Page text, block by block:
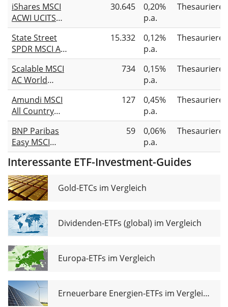
iShares MSCI
ACWI UCITS
ETF USD (Acc)
30.645
0,20%
p.a.
State Street
SPDR MSCI All
Country World
UCITS ETF USD
Unhedged
(Acc)
15.332
0,12%
p.a.
Scalable MSCI
AC World
Xtrackers
UCITS ETF 1C
734
0,15%
p.a.
Amundi MSCI
All Country
World UCITS
ETF USD Acc
127
0,45%
p.a.
BNP Paribas
Easy MSCI
ACWI UCITS
ETF (Acc)
59
0,06%
p.a.
Interessante ETF-Investment-Guides
Gold-ETCs im Vergleich
Dividenden-ETFs (global) im Vergleich
Europa-ETFs im Vergleich
Erneuerbare Energien-ETFs im Vergleich